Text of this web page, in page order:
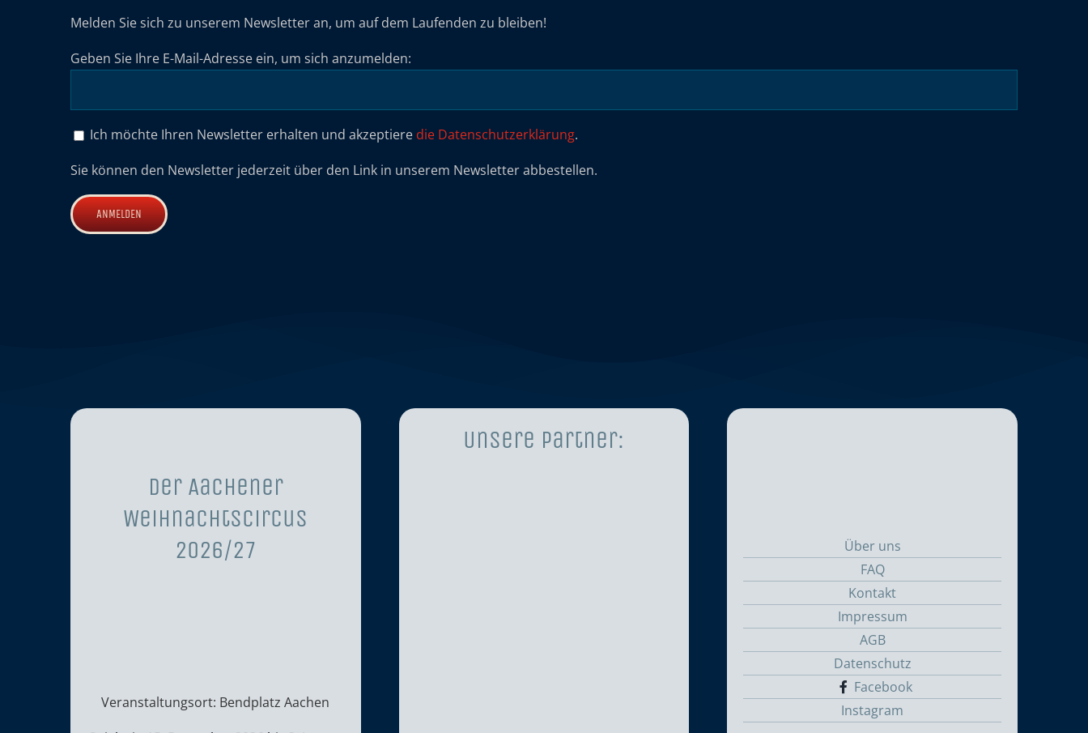
Melden Sie sich zu unserem Newsletter an, um auf dem Laufenden zu bleiben!
Geben Sie Ihre E-Mail-Adresse ein, um sich anzumelden:
Ich möchte Ihren Newsletter erhalten und akzeptiere die Datenschutzerklärung.
Sie können den Newsletter jederzeit über den Link in unserem Newsletter abbestellen.
Der Aachener
Weihnachtscircus
2026/27
Veranstaltungsort: Bendplatz Aachen
Unsere Partner:
Über uns
FAQ
Kontakt
Impressum
AGB
Datenschutz
Facebook
Instagram